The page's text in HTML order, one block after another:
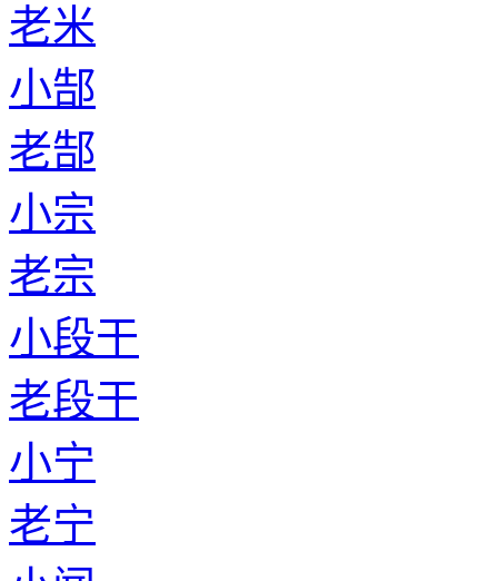
老米
小郜
老郜
小宗
老宗
小段干
老段干
小宁
老宁